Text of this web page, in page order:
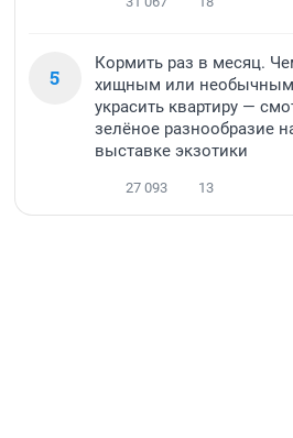
5
Кормить раз в месяц.
хищным или необычным
украсить квартиру —
зелёное разнообразие
выставке экзотики
27 093 13